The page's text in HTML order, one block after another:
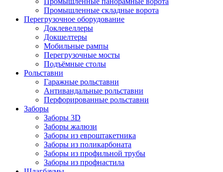
Промышленные складные ворота
Перегрузочное оборудование
Доклевеллеры
Докшелтеры
Мобильные рампы
Перегрузочные мосты
Подъёмные столы
Рольставни
Гаражные рольставни
Антивандальные рольставни
Перфорированные рольставни
Заборы
Заборы 3D
Заборы жалюзи
Заборы из евроштакетника
Заборы из поликарбоната
Заборы из профильной трубы
Заборы из профнастила